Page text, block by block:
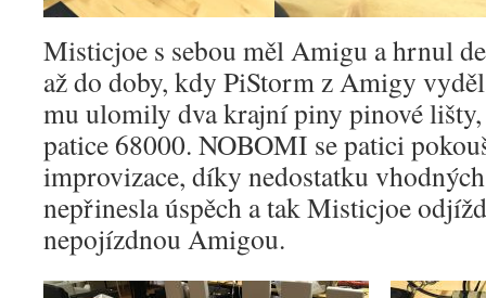
Misticjoe s sebou měl Amigu a hrnul
až do doby, kdy PiStorm z Amigy
mu ulomily dva krajní piny pinové lišty,
patice 68000. NOBOMI se patici
improvizace, díky nedostatku
nepřinesla úspěch a tak Misticjoe
nepojízdnou Amigou.